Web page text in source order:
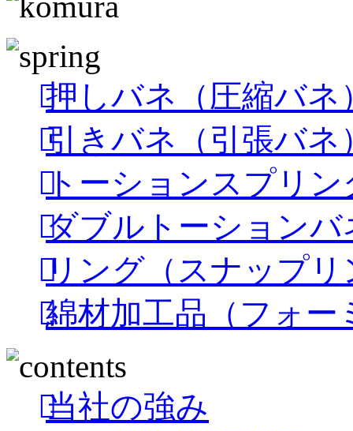
押しバネ（圧縮バネ
引きバネ（引張バネ
トーションスプリン
ダブルトーションバ
リング（スナップリ
綿材加工品（フォー
当社の強み